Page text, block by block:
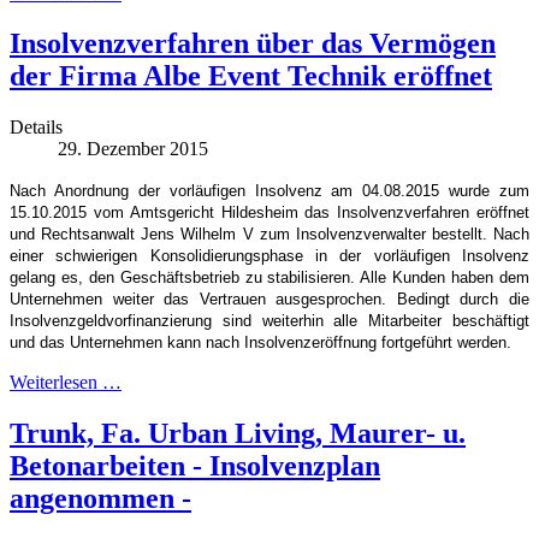
Insolvenzverfahren über das Vermögen
der Firma Albe Event Technik eröffnet
Details
29. Dezember 2015
Nach Anordnung der vorläufigen Insolvenz am 04.08.2015 wurde zum
15.10.2015 vom Amtsgericht Hildesheim das Insolvenzverfahren eröffnet
und Rechtsanwalt Jens Wilhelm V zum Insolvenzverwalter bestellt. Nach
einer schwierigen Konsolidierungsphase in der vorläufigen Insolvenz
gelang es, den Geschäftsbetrieb zu stabilisieren. Alle Kunden haben dem
Unternehmen weiter das Vertrauen ausgesprochen. Bedingt durch die
Insolvenzgeldvorfinanzierung sind weiterhin alle Mitarbeiter beschäftigt
und das Unternehmen kann nach Insolvenzeröffnung fortgeführt werden.
Weiterlesen …
Trunk, Fa. Urban Living, Maurer- u.
Betonarbeiten - Insolvenzplan
angenommen -